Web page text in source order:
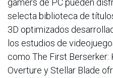
gamers de PC pueden
selecta biblioteca de
3D optimizados
los estudios de
como The First Berserker:
Overture y Stellar Blade